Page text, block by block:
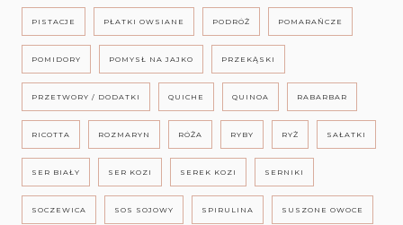
PISTACJE PŁATKI OWSIANE PODRÓŻ POMARAŃCZE
POMIDORY POMYSŁ NA JAJKO PRZEKĄSKI
PRZETWORY / DODATKI QUICHE QUINOA RABARBAR
RICOTTA ROZMARYN RÓŻA RYBY RYŻ SAŁATKI
SER BIAŁY SER KOZI SEREK KOZI SERNIKI
SOCZEWICA SOS SOJOWY SPIRULINA SUSZONE OWOCE